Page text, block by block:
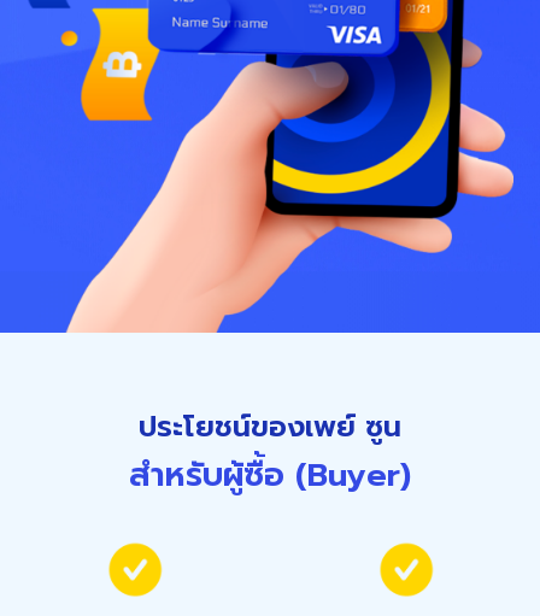
ประโยชน์ของเพย์ ซูน
สำหรับผู้ซื้อ (Buyer)